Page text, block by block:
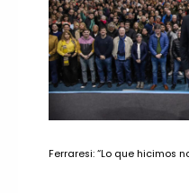
Ferraresi: “Lo que hicimos